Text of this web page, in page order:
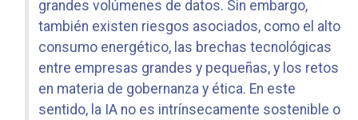
grandes volúmenes de datos. Sin embargo,
también existen riesgos asociados, como el alto
consumo energético, las brechas tecnológicas
entre empresas grandes y pequeñas, y los retos
en materia de gobernanza y ética. En este
sentido, la IA no es intrínsecamente sostenible o